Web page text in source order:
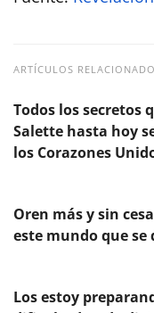
ARTÍCULOS
Todos los secretos
Salette hasta hoy
los Corazones
Oren más y sin
este mundo que se
Los estoy